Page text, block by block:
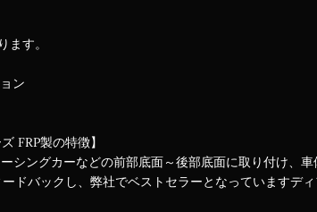
ます。
ン
FRP製の特徴】
シングカーなどの前部底面～後部底面に取り付け、
ドバックし、弊社でベストセラーとなっていますデ